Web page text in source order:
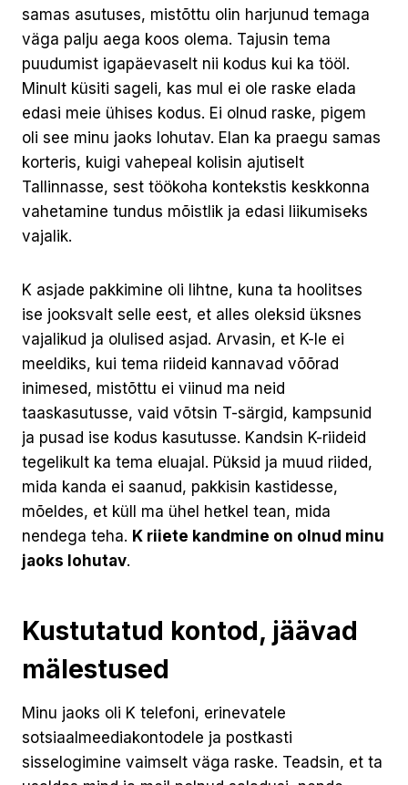
samas asutuses, mistõttu olin harjunud temaga
väga palju aega koos olema. Tajusin tema
puudumist igapäevaselt nii kodus kui ka tööl.
Minult küsiti sageli, kas mul ei ole raske elada
edasi meie ühises kodus. Ei olnud raske, pigem
oli see minu jaoks lohutav. Elan ka praegu samas
korteris, kuigi vahepeal kolisin ajutiselt
Tallinnasse, sest töökoha kontekstis keskkonna
vahetamine tundus mõistlik ja edasi liikumiseks
vajalik.
K asjade pakkimine oli lihtne, kuna ta hoolitses
ise jooksvalt selle eest, et alles oleksid üksnes
vajalikud ja olulised asjad. Arvasin, et K-le ei
meeldiks, kui tema riideid kannavad võõrad
inimesed, mistõttu ei viinud ma neid
taaskasutusse, vaid võtsin T-särgid, kampsunid
ja pusad ise kodus kasutusse. Kandsin K-riideid
tegelikult ka tema eluajal. Püksid ja muud riided,
mida kanda ei saanud, pakkisin kastidesse,
mõeldes, et küll ma ühel hetkel tean, mida
nendega teha. K riiete kandmine on olnud minu
jaoks lohutav.
Kustutatud kontod, jäävad
mälestused
Minu jaoks oli K telefoni, erinevatele
sotsiaalmeediakontodele ja postkasti
sisselogimine vaimselt väga raske. Teadsin, et ta